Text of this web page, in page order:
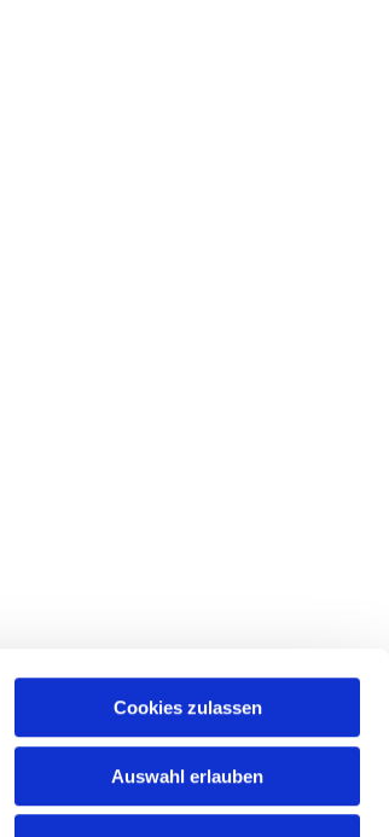
Cookies zulassen
Auswahl erlauben
hawi.de